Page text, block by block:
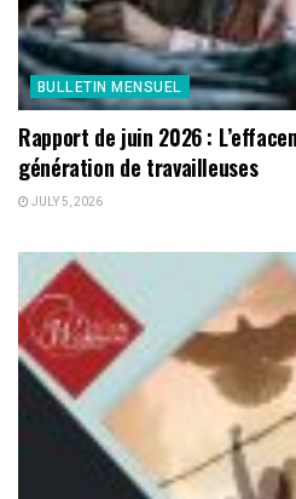
BULLETIN MENSUEL
Rapport de juin 2026 :
génération de travailleuses
JULY 5, 2026